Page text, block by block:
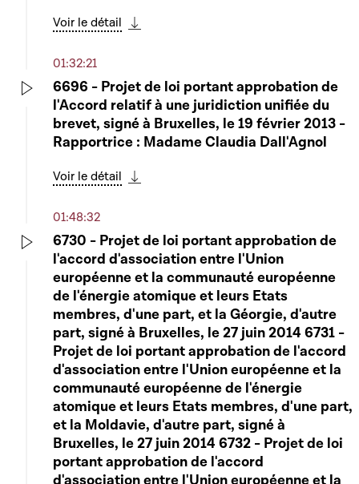
Voir le détail
01:32:21
6696 - Projet de loi portant approbation de
l'Accord relatif à une juridiction unifiée du
brevet, signé à Bruxelles, le 19 février 2013 -
Rapportrice : Madame Claudia Dall'Agnol
Voir le détail
01:48:32
6730 - Projet de loi portant approbation de
l'accord d'association entre l'Union
européenne et la communauté européenne
de l'énergie atomique et leurs Etats
membres, d'une part, et la Géorgie, d'autre
part, signé à Bruxelles, le 27 juin 2014 6731 -
Projet de loi portant approbation de l'accord
d'association entre l'Union européenne et la
communauté européenne de l'énergie
atomique et leurs Etats membres, d'une part,
et la Moldavie, d'autre part, signé à
Bruxelles, le 27 juin 2014 6732 - Projet de loi
portant approbation de l'accord